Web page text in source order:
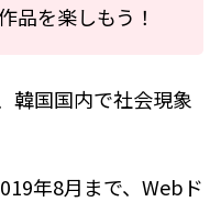
品を楽しもう！
韓国国内で社会現象
年8月まで、Webド